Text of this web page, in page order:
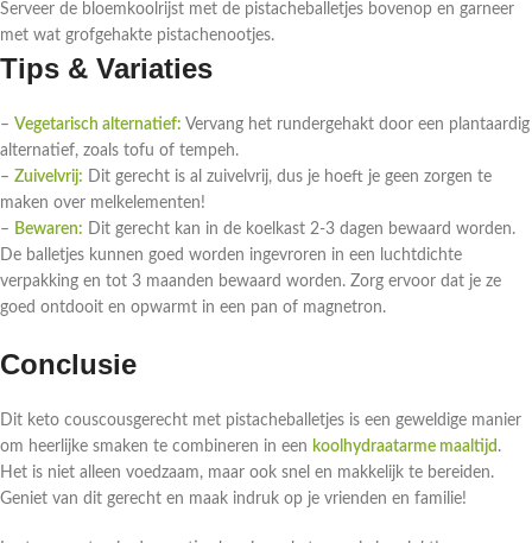
Serveer de bloemkoolrijst met de pistacheballetjes bovenop en garneer
met wat grofgehakte pistachenootjes.
Tips & Variaties
– Vegetarisch alternatief: Vervang het rundergehakt door een plantaardig
alternatief, zoals tofu of tempeh.
– Zuivelvrij: Dit gerecht is al zuivelvrij, dus je hoeft je geen zorgen te
maken over melkelementen!
– Bewaren: Dit gerecht kan in de koelkast 2-3 dagen bewaard worden.
De balletjes kunnen goed worden ingevroren in een luchtdichte
verpakking en tot 3 maanden bewaard worden. Zorg ervoor dat je ze
goed ontdooit en opwarmt in een pan of magnetron.
Conclusie
Dit keto couscousgerecht met pistacheballetjes is een geweldige manier
om heerlijke smaken te combineren in een koolhydraatarme maaltijd .
Het is niet alleen voedzaam, maar ook snel en makkelijk te bereiden.
Geniet van dit gerecht en maak indruk op je vrienden en familie!